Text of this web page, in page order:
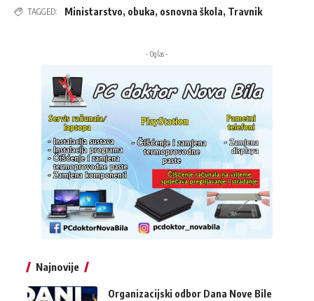
TAGGED: Ministarstvo, obuka, osnovna škola, Travnik
- Oglas -
Najnovije
Organizacijski odbor Dana Nove Bile